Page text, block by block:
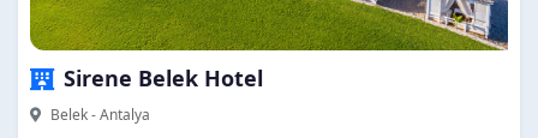
Sirene Belek Hotel
Belek - Antalya